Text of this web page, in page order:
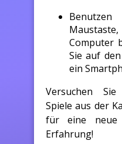
Computer
Sie auf
ein
Versuchen
Spiele aus der
für eine neue
Erfahrung!